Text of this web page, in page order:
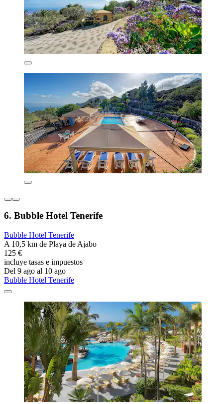
6. Bubble Hotel Tenerife
Bubble Hotel Tenerife
A 10,5 km de Playa de Ajabo
125 €
incluye tasas e impuestos
Del 9 ago al 10 ago
Bubble Hotel Tenerife